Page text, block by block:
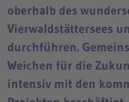
oberhalb des
Vierwaldstättersees
durchführen.
Weichen für die
intensiv mit den